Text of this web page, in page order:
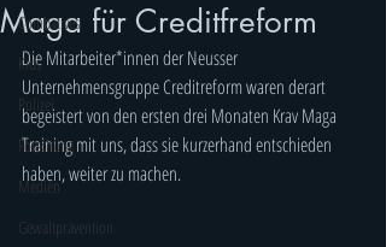
Combatives
Kids
Polizei
Forschung
Medien
Gewaltprävention
Maga für Creditfreform
Die Mitarbeiter*innen der Neusser
Unternehmensgruppe Creditreform waren derart
begeistert von den ersten drei Monaten Krav Maga
Training mit uns, dass sie kurzerhand entschieden
haben, weiter zu machen.